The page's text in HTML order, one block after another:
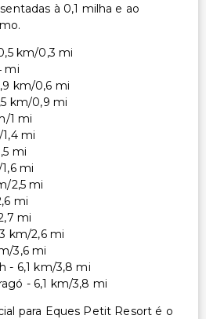
à 0,1 milha e ao
km/0,3 mi
mi
km/0,6 mi
km/0,9 mi
1 mi
mi
mi
mi
2,5 mi
mi
mi
km/2,6 mi
3,6 mi
- 6,1 km/3,8 mi
- 6,1 km/3,8 mi
para Eques Petit Resort é o